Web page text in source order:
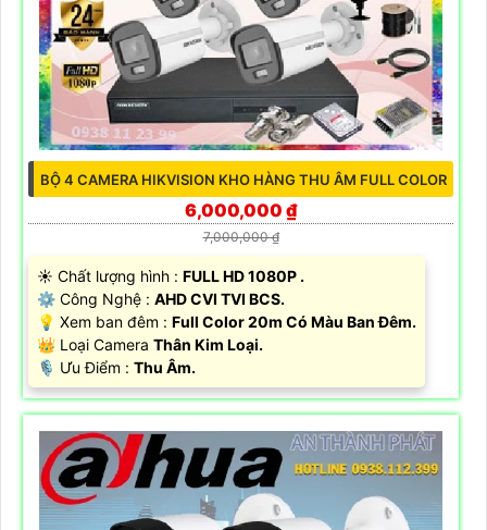
BỘ 4 CAMERA HIKVISION KHO HÀNG THU ÂM FULL COLOR
6,000,000 ₫
7,000,000 ₫
☀️ Chất lượng hình : FULL HD 1080P .
⚙ Công Nghệ : AHD CVI TVI BCS.
💡 Xem ban đêm : Full Color 20m Có Màu Ban Đêm.
👑 Loại Camera Thân Kim Loại.
️🎙 Ưu Điểm : Thu Âm.